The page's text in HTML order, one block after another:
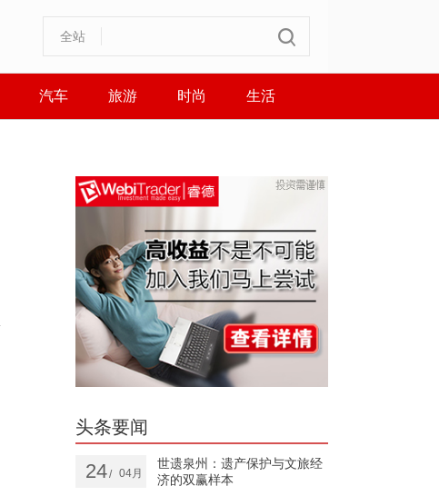
全站
汽车 旅游 时尚 生活
头条要闻
24/ 04月
世遗泉州：遗产保护与文旅经
济的双赢样本